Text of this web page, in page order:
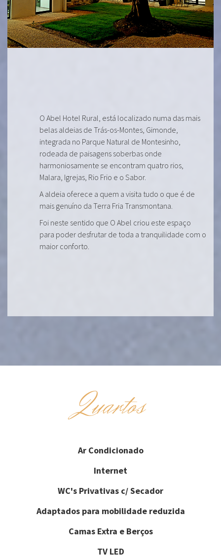
O Abel Hotel Rural, está localizado numa das mais
belas aldeias de Trás-os-Montes, Gimonde,
integrada no Parque Natural de Montesinho,
rodeada de paisagens soberbas onde
harmoniosamente se encontram quatro rios,
Malara, Igrejas, Rio Frio e o Sabor.
A aldeia oferece a quem a visita tudo o que é de
mais genuíno da Terra Fria Transmontana.
Foi neste sentido que O Abel criou este espaço
para poder desfrutar de toda a tranquilidade com o
maior conforto.
Quartos
Ar Condicionado
Internet
WC's Privativas c/ Secador
Adaptados para mobilidade reduzida
Camas Extra e Berços
TV LED